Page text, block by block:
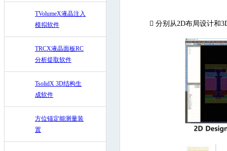
TVolumeX液晶注入
模拟软件
TRCX液晶面板RC
分析提取软件
TsolidX 3D结构生
成软件
方位锚定能测量装
置
 分别从2D布局设计和